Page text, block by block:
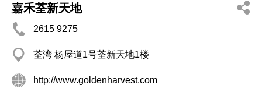
嘉禾荃新天地
2615 9275
荃湾 杨屋道1号荃新天地1楼
http://www.goldenharvest.com